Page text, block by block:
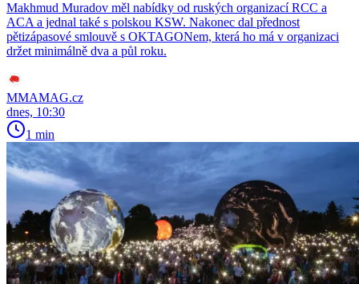
Makhmud Muradov měl nabídky od ruských organizací RCC a
ACA a jednal také s polskou KSW. Nakonec dal přednost
pětizápasové smlouvě s OKTAGONem, která ho má v organizaci
držet minimálně dva a půl roku.
MMAMAG.cz
dnes, 10:30
1 min